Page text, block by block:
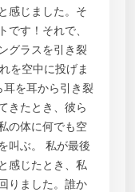
感じました。そ
です！それで、
グラスを引き裂
を空中に投げま
耳を耳から引き裂
きたとき、彼ら
の体に何でも空
叫ぶ。 私が最後
感じたとき、私
りました。誰か